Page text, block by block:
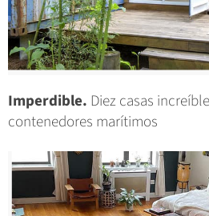
Imperdible. Diez casas
contenedores marítimos